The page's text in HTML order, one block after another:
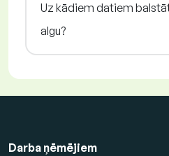
Uz kādiem datiem
algu?
Darba ņēmējiem